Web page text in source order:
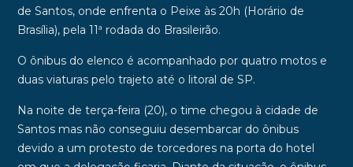
de Santos, onde enfrenta o Peixe às 20h (Horário de
Brasília),pela 11ª rodada do Brasileirão.
O ônibus do elenco é acompanhado por quatro motos e
duas viaturas pelo trajeto até o litoral de SP.
Na noite de terça-feira (20), o time chegou à cidade de
Santos mas não conseguiu desembarcar do ônibus
devido a um protesto de torcedores na porta do hotel